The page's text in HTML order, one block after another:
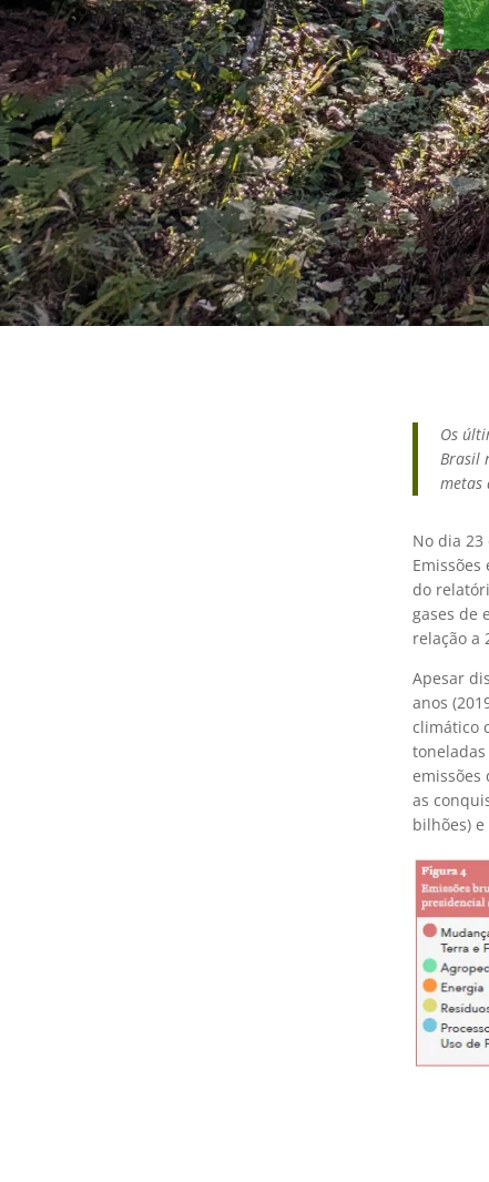
Os
Brasil
metas
No dia 23
Emissões
do
gases de
relação a
Apesar
anos
climático
emissões
as
bilhões)